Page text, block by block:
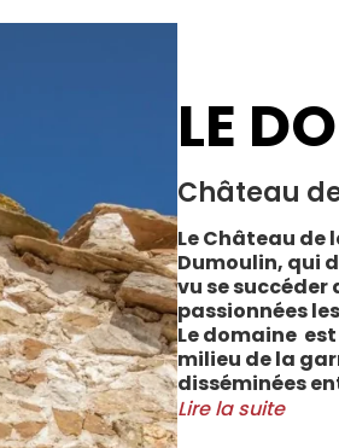
LE
Château
Le Château de
Dumoulin, qui
vu se
passionnées
Le domaine
milieu de la
disséminées
Cabrerolles et
Lire la suite